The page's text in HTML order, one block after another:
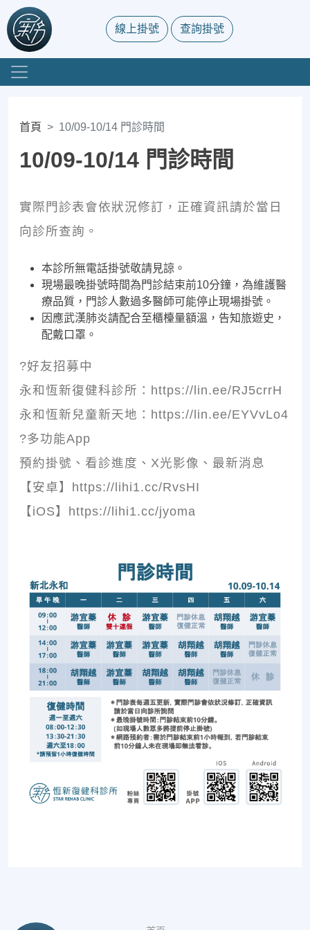
線上掛號 查詢掛號
首頁 10/09-10/14 門診時間
10/09-10/14 門診時間
實際門診表會依狀況修訂，正確資訊請於當日
向診所查詢。
本診所無電話掛號敬請見諒。
現場最晚掛號時間為門診結束前10分鐘，為維護醫
療品質，門診人數過多醫師可能停止現場掛號。
因應武漢肺炎請配合至櫃檯量額溫，告知旅遊史，
配戴口罩。
?好友招募中
永和恆新復健科診所：https://lin.ee/RJ5crrH
永和恆新兒童新天地：https://lin.ee/EYVvLo4
?多功能App
預約掛號、看診進度、X光影像、最新消息
【安卓】https://lihi1.cc/RvsHI
【iOS】https://lihi1.cc/jyoma